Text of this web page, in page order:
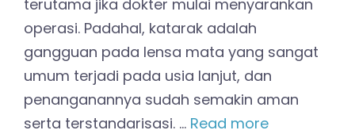
terutama jika dokter mulai menyarankan
operasi. Padahal, katarak adalah
gangguan pada lensa mata yang sangat
umum terjadi pada usia lanjut, dan
penanganannya sudah semakin aman
serta terstandarisasi. … Read more